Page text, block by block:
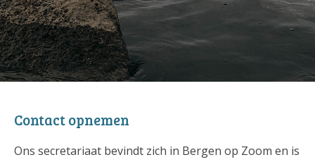
Contact opnemen
Ons secretariaat bevindt zich in Bergen op Zoom en is